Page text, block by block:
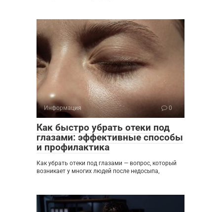
Информация 0
Как быстро убрать отеки под
глазами: эффективные способы
и профилактика
Как убрать отеки под глазами — вопрос, который
возникает у многих людей после недосыпа,